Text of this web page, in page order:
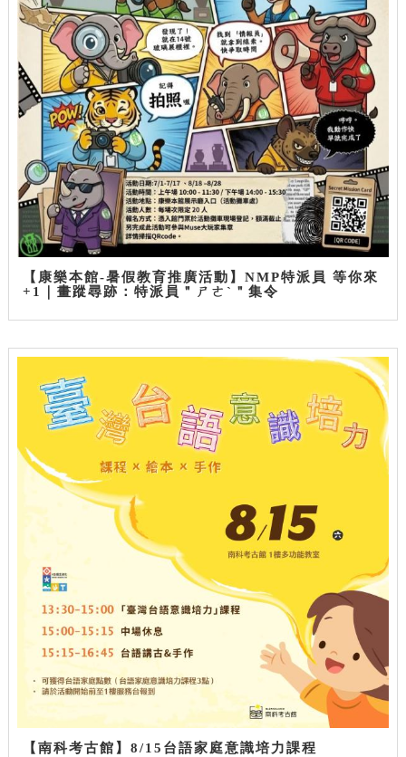
【康樂本館-暑假教育推廣活動】NMP特派員 等你來
+1｜畫蹤尋跡：特派員＂ㄕㄜˋ＂集令
【南科考古館】8/15台語家庭意識培力課程